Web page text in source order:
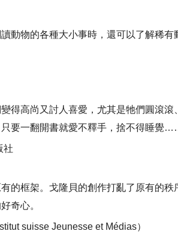
動物的各種大小事時，還可以了解稀
得高尚又討人喜愛，尤其是牠們圓滾
要一翻開書就愛不釋手，捨不得睡覺
社
的框架。戈隆貝的創作打亂了原有的
奇心。
suisse Jeunesse et Médias）